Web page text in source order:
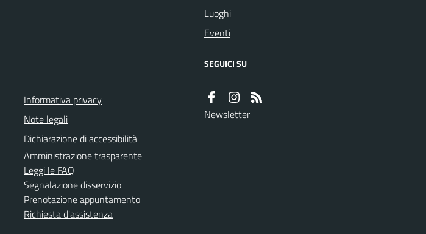
Luoghi
Eventi
Informativa privacy
Note legali
Dichiarazione di accessibilità
Amministrazione trasparente
Leggi le FAQ
Segnalazione disservizio
Prenotazione appuntamento
Richiesta d'assistenza
SEGUICI SU
Newsletter